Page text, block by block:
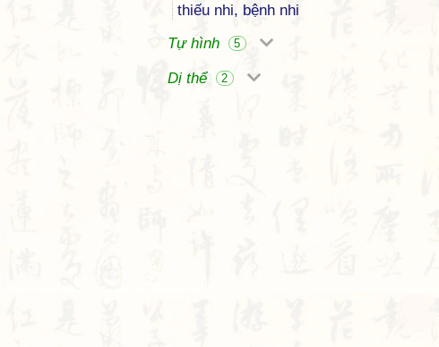
thiếu nhi, bệnh nhi
Tự hình
5
Dị thể 2